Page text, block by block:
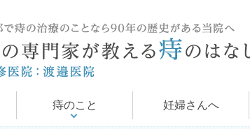
痔のこと
痔について
手術について 妊婦さんへ